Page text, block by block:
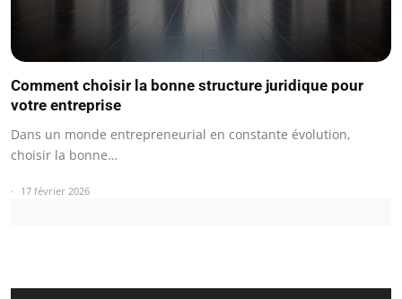
Comment choisir la bonne structure juridique pour
votre entreprise
Dans un monde entrepreneurial en constante évolution,
choisir la bonne…
17 février 2026